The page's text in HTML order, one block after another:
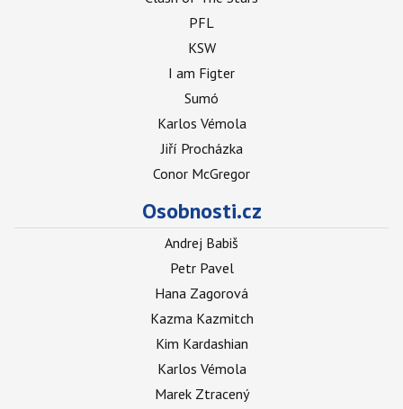
PFL
KSW
I am Figter
Sumó
Karlos Vémola
Jiří Procházka
Conor McGregor
Osobnosti.cz
Andrej Babiš
Petr Pavel
Hana Zagorová
Kazma Kazmitch
Kim Kardashian
Karlos Vémola
Marek Ztracený